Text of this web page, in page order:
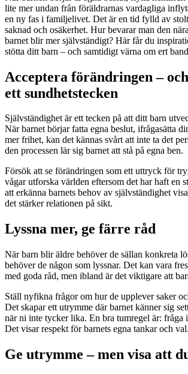
lite mer undan från föräldrarnas vardagliga
en ny fas i familjelivet. Det är en tid fylld av
saknad och osäkerhet. Hur bevarar man den
barnet blir mer självständigt? Här får du
stötta ditt barn – och samtidigt värna om ert
Acceptera förändringen – och
ett sundhetstecken
Självständighet är ett tecken på att ditt barn
När barnet börjar fatta egna beslut, ifrågasätta
mer frihet, kan det kännas svårt att inte ta det
den processen lär sig barnet att stå på egna ben.
Försök att se förändringen som ett uttryck för
vågar utforska världen eftersom det har haft en
att erkänna barnets behov av självständighet
det stärker relationen på sikt.
Lyssna mer, ge färre råd
När barn blir äldre behöver de sällan konkreta
behöver de någon som lyssnar. Det kan vara
med goda råd, men ibland är det viktigare att
Ställ nyfikna frågor om hur de upplever saker
Det skapar ett utrymme där barnet känner sig
när ni inte tycker lika. En bra tumregel är: fråga
Det visar respekt för barnets egna tankar och val.
Ge utrymme – men visa att